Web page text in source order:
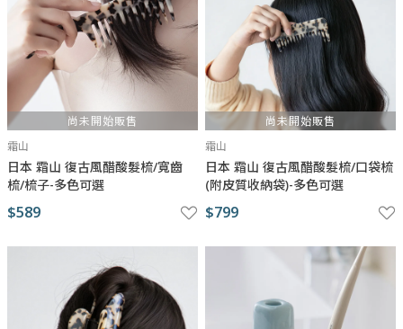
尚未開始販售
霜山
日本 霜山 復古風醋酸髮梳/寬齒
梳/梳子-多色可選
$589
尚未開始販售
霜山
日本 霜山 復古風醋酸髮梳/口袋梳
(附皮質收納袋)-多色可選
$799
與瑪黑對話
若有任何產品相關或訂單服務問題？
請透過以下管道來訊，我們將有專人回覆您。